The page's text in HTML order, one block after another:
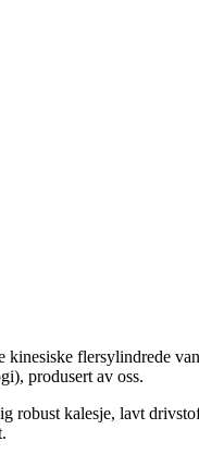
flersylindrede
produsert av oss.
robust kalesje, lavt